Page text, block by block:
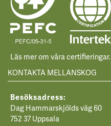
Läs mer om våra certifieringar.
KONTAKTA MELLANSKOG
Besöksadress:
Dag Hammarskjölds väg 60
752 37 Uppsala